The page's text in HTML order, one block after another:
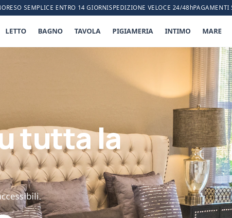
RESO SEMPLICE ENTRO 14 GIORNISPEDIZIONE VELOCE 24/48hPAGAMENTI
LETTO BAGNO TAVOLA PIGIAMERIA INTIMO MARE
tutta la